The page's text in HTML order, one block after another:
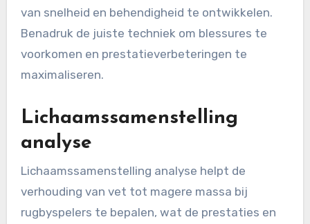
van snelheid en behendigheid te ontwikkelen.
Benadruk de juiste techniek om blessures te
voorkomen en prestatieverbeteringen te
maximaliseren.
Lichaamssamenstelling
analyse
Lichaamssamenstelling analyse helpt de
verhouding van vet tot magere massa bij
rugbyspelers te bepalen, wat de prestaties en